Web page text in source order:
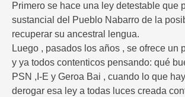
Primero se hace una ley detestable que
sustancial del Pueblo Nabarro de la
recuperar su ancestral lengua.
Luego , pasados los años , se ofrece un
y ya todos contenticos pensando: qué
PSN ,I-E y Geroa Bai , cuando lo que
derogar esa ley a todas luces creada